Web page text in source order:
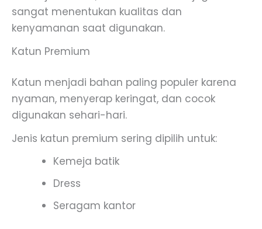
sangat menentukan kualitas dan
kenyamanan saat digunakan.
Katun Premium
Katun menjadi bahan paling populer karena
nyaman, menyerap keringat, dan cocok
digunakan sehari-hari.
Jenis katun premium sering dipilih untuk:
Kemeja batik
Dress
Seragam kantor